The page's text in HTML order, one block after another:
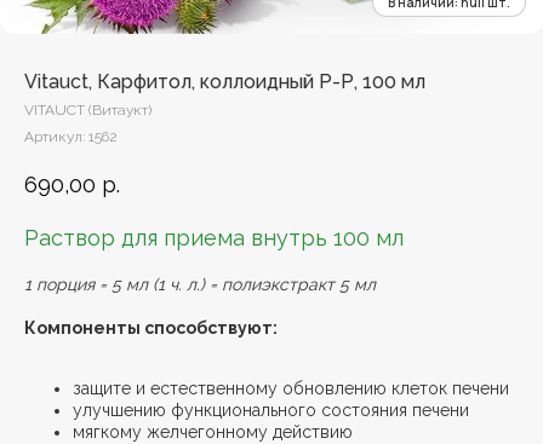
Vitauct, Карфитол, коллоидный Р-Р, 100 мл
VITAUCT (Витаукт)
Артикул: 1562
690,00 р.
Раствор для приема внутрь 100 мл
1 порция = 5 мл (1 ч. л.) = полиэкстракт 5 мл
Компоненты способствуют:
защите и естественному обновлению клеток печени
улучшению функционального состояния печени
мягкому желчегонному действию